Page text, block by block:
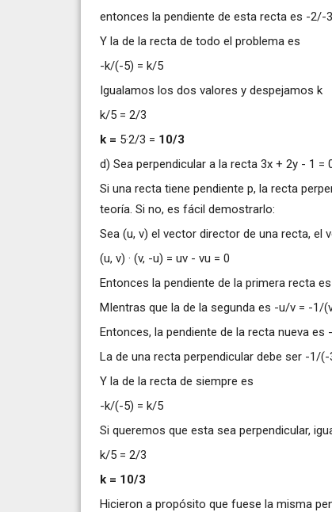
entonces la pendiente de esta recta es -2/-
Y la de la recta de todo el problema es
-k/(-5) = k/5
Igualamos los dos valores y despejamos k
k/5 = 2/3
k = 5·2/3 = 10/3
d) Sea perpendicular a la recta 3x + 2y - 1 =
Si una recta tiene pendiente p, la recta
teoría. Si no, es fácil demostrarlo:
Sea (u, v) el vector director de una recta, el
(u, v) · (v, -u) = uv - vu = 0
Entonces la pendiente de la primera recta
MIentras que la de la segunda es -u/v = -1/
Entonces, la pendiente de la recta nueva es
La de una recta perpendicular debe ser -1/
Y la de la recta de siempre es
-k/(-5) = k/5
Si queremos que esta sea perpendicular,
k/5 = 2/3
k = 10/3
Hicieron a propósito que fuese la misma